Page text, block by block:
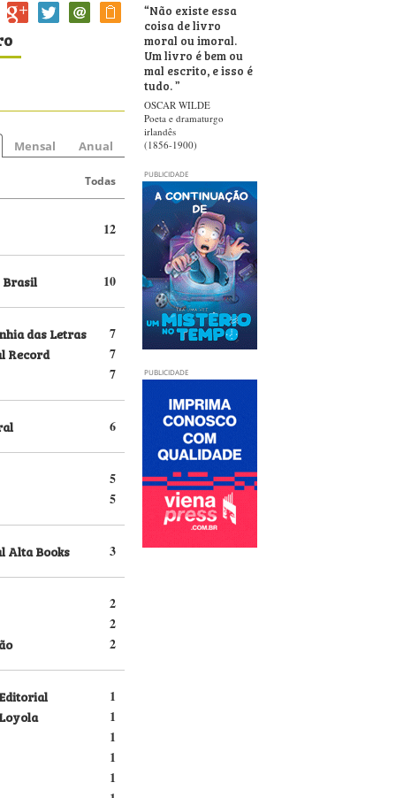
Mensal Anual
Todas
12
10
7
das Letras
7
Record
7
6
5
5
3
Alta Books
2
2
2
1
1
1
1
1
“Não existe essa
coisa de livro
moral ou imoral.
Um livro é bem ou
mal escrito, e isso é
tudo.”
OSCAR WILDE
Poeta e dramaturgo
irlandês
(1856-1900)
PUBLICIDADE
PUBLICIDADE